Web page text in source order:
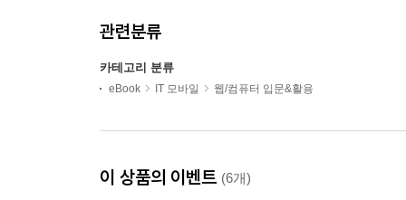
관련분류
카테고리 분류
eBook IT 모바일 웹/컴퓨터 입문&활용
이 상품의 이벤트 (6개)